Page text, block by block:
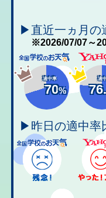
▶直近一ヵ月の
※2026/07/07～
適中率
70%
適
▶昨日の適中率